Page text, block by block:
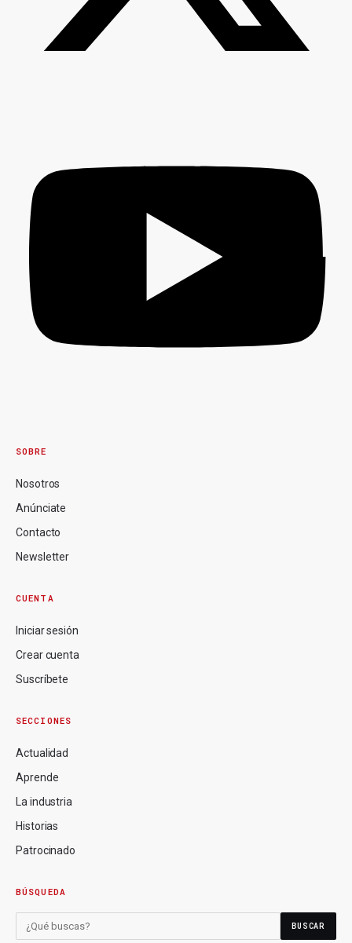
SOBRE
Nosotros
Anúnciate
Contacto
Newsletter
CUENTA
Iniciar sesión
Crear cuenta
Suscríbete
SECCIONES
Actualidad
Aprende
La industria
Historias
Patrocinado
BÚSQUEDA
BUSCAR